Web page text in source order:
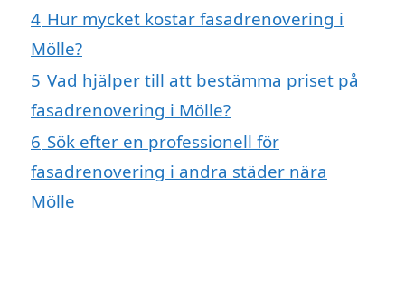
4 Hur mycket kostar fasadrenovering i
Mölle?
5 Vad hjälper till att bestämma priset på
fasadrenovering i Mölle?
6 Sök efter en professionell för
fasadrenovering i andra städer nära
Mölle